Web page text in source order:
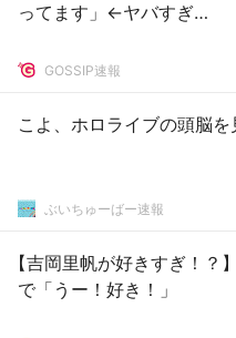
ってます」←ヤバすぎ…
GOSSIP速報
こよ、ホロライブの頭脳を
ぶいちゅーばー速報
【吉岡里帆が好きすぎ！？
で「うー！好き！」